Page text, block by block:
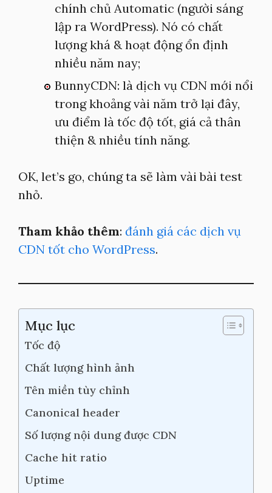
chính chủ Automatic (người sáng
lập ra WordPress). Nó có chất
lượng khá & hoạt động ổn định
nhiều năm nay;
BunnyCDN: là dịch vụ CDN mới nổi
trong khoảng vài năm trở lại đây,
ưu điểm là tốc độ tốt, giá cả thân
thiện & nhiều tính năng.
OK, let’s go, chúng ta sẽ làm vài bài test
nhỏ.
Tham khảo thêm: đánh giá các dịch vụ
CDN tốt cho WordPress.
Mục lục
Tốc độ
Chất lượng hình ảnh
Tên miền tùy chỉnh
Canonical header
Số lượng nội dung được CDN
Cache hit ratio
Uptime